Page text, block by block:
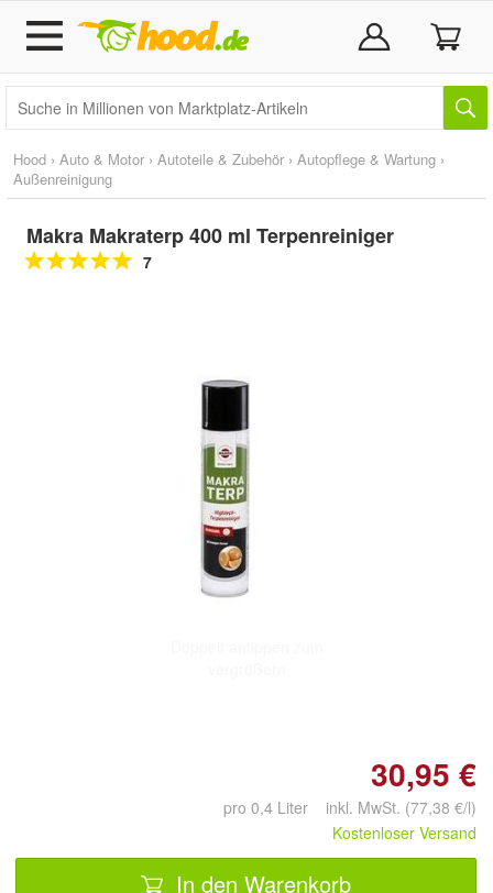
Hood › Auto & Motor › Autoteile & Zubehör › Autopflege & Wartung ›
Außenreinigung
Makra Makraterp 400 ml Terpenreiniger
7
30,95 €
pro 0,4 Liter inkl. MwSt. (77,38 €/l)
Kostenloser Versand
In den Warenkorb